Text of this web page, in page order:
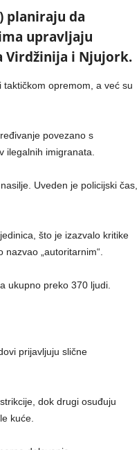
planiraju da
upravljaju
Virdžinija i Njujork.
opremom, a već su
povezano s
ilegalnih imigranata.
Uveden je policijski čas,
što je izazvalo kritike
„autoritarnim“.
ukupno preko 370 ljudi.
prijavljuju slične
dok drugi osuđuju
kuće.